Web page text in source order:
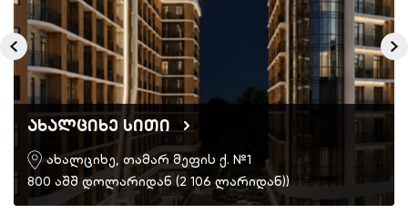
ახალციხე სითი
ახალციხე, თამარ მეფის ქ. №1
800 აშშ დოლარიდან (2 106 ლარიდან))